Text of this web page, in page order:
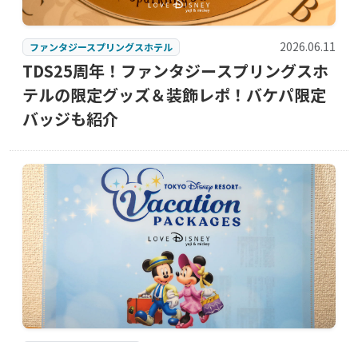
ファンタジースプリングスホテル 2026.06.11
TDS25周年！ファンタジースプリングスホ
テルの限定グッズ＆装飾レポ！バケパ限定
バッジも紹介